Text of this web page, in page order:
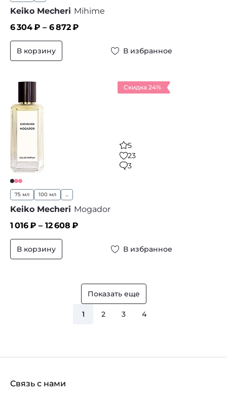
Keiko Mecheri Mihime
6 304₽ – 6 872₽
В корзину В избранное
Скидка 24%
5
23
3
75 мл 100 мл ...
Keiko Mecheri Mogador
1 016₽ – 12 608 ₽
В корзину В избранное
Показать еще
1 2 3 4
Связь с нами